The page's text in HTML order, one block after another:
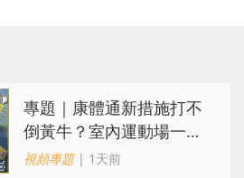
專題｜康體通新措施打不
倒黃牛？室內運動場一場
難求越炒越貴
視頻專題| 1天前